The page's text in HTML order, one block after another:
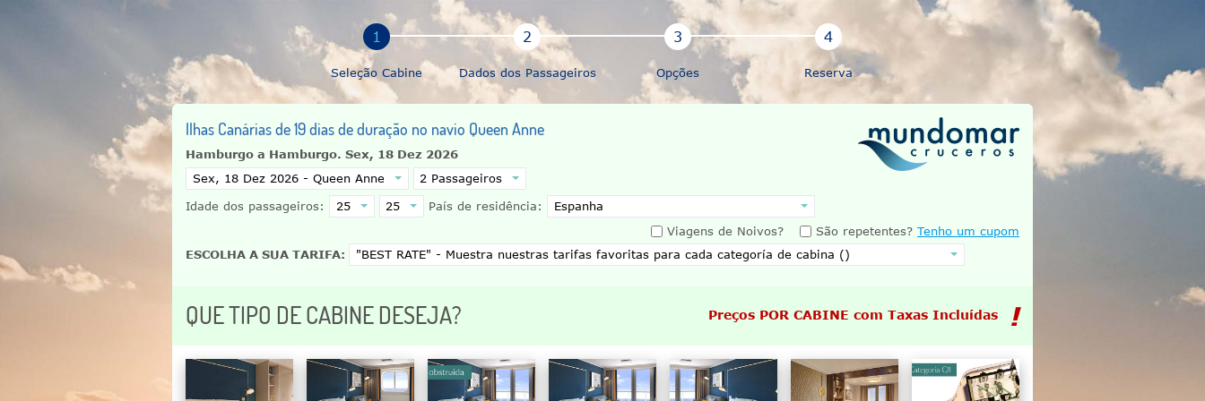
Seleção Cabine Dados dos Passageiros Opções Reserva
Ilhas Canárias de 19 dias de duração no navio Queen Anne
Hamburgo a Hamburgo. Sex, 18 Dez 2026
Idade dos passageiros:
País de residência:
Viagens de Noivos?
São repetentes? Tenho um cupom
ESCOLHA A SUA TARIFA:
QUE TIPO DE CABINE DESEJA? Preços POR CABINE com Taxas Incluídas